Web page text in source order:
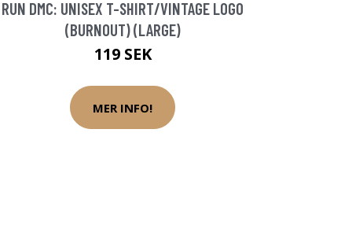
RUN DMC: UNISEX T-SHIRT/VINTAGE LOGO
(BURNOUT) (LARGE)
119 SEK
MER INFO!